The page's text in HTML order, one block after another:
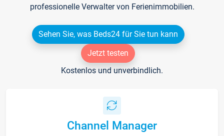
professionelle Verwalter von Ferienimmobilien.
Sehen Sie, was Beds24 für Sie tun kann
Jetzt testen
Kostenlos und unverbindlich.
Channel Manager